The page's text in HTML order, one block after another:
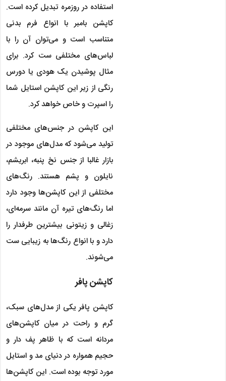
استفاده در روزمره تبدیل کرده است.
کاپشن بامبر با انواع فرم بدنی
متناسب است و می‌توان آن را با
لباس‌های مختلفی ست کرد. برای
مثال پوشیدن یک هودی یا دورس
رنگی از زیر این کاپشن استایل شما
را اسپرت و خاص خواهد کرد.
این کاپشن در جنس‌های مختلفی
تولید می‌شود که مدل‌های موجود در
بازار غالبا از جنس نخ پنبه، ابریشم،
نایلون و پشم هستند. رنگ‌های
مختلفی از این کاپشن‌ها وجود دارد
اما رنگ‌های تیره آن مانند سرمه‌ای،
زغالی و زیتونی بیشترین طرفدار را
دارد و با انواع رنگ‌ها به زیبایی ست
می‌شوند.
کاپشن پافر
کاپشن پافر یکی از مدل‌های سبک،
گرم و راحت در میان کاپشن‌های
مردانه است که با ظاهر پف دار و
حجیم همواره در دنیای مد و استایل
مورد توجه بوده است. این کاپشن‌ها